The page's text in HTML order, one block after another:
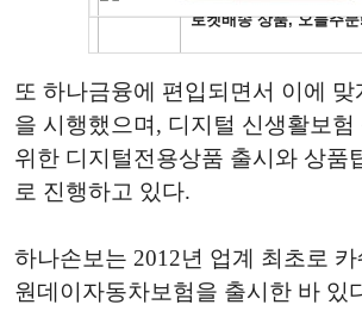
또 하나금융에 편입되면서 이에 맞
을 시행했으며, 디지털 신생활보험
위한 디지털전용상품 출시와 상품
로 진행하고 있다.
하나손보는 2012년 업계 최초로
원데이자동차보험을 출시한 바 있